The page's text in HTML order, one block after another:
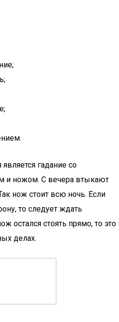
гадание со
и ножом. С вечера втыкают
нож стоит всю ночь. Если
то следует ждать
остался стоять прямо, то это
делах.